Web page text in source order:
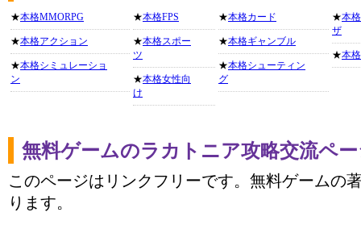
★本格MMORPG
★本格アクション
★本格シミュレーショ
ン
★本格FPS
★本格スポー
ツ
★本格女性向
け
★本格カード
★本格ギャンブル
★本格シューティン
グ
★本
ザ
★本
無料ゲームのラカトニア攻略交流ペ
このページはリンクフリーです。無料ゲームの
ります。